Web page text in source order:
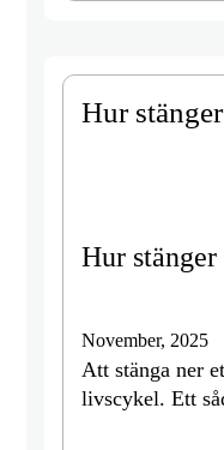
Hur
Hur
November, 2025
Att stänga ner
livscykel. Ett